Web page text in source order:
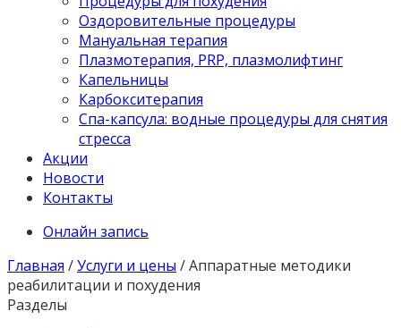
Оздоровительные процедуры
Мануальная терапия
Плазмотерапия, PRP, плазмолифтинг
Капельницы
Карбокситерапия
Спа-капсула: водные процедуры для снятия
стресса
Акции
Новости
Контакты
Онлайн запись
Главная /Услуги и цены /Аппаратные методики
реабилитации и похудения
Разделы